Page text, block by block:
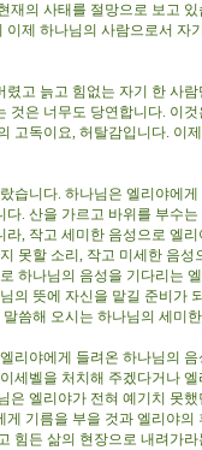
재의 사태를 절망으로 보고
제 하나님의 사람으로서 자
고 늙고 힘없는 자기 한 사
것은 너무도 당연합니다. 이
고독이요, 허탈감입니다. 이
습니다. 하나님은 엘리야에
. 산을 가르고 바위를 부수
, 작고 세미한 음성으로 엘
못할 소리, 작고 미세한 음성
하나님의 음성을 기다리는
의 뜻에 자신을 맡길 준비가
씀해 오시는 하나님의 세미
리야에게 들려온 하나님의
세벨을 처치해 주겠다거나
은 엘리야가 전혀 예기치 못
기름을 부을 것과 엘리야
힘든 삶의 현장으로 내려가라